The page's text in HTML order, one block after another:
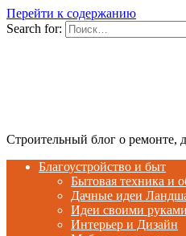
Перейти к содержанию
Search for:
Строительный блог о ремонте,
Благоустройство и быт
Бытовая техника и
Дачные идеи
Идеи своими руками
Интерьер и Дизайн